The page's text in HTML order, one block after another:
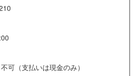
可（支払いは現金のみ）